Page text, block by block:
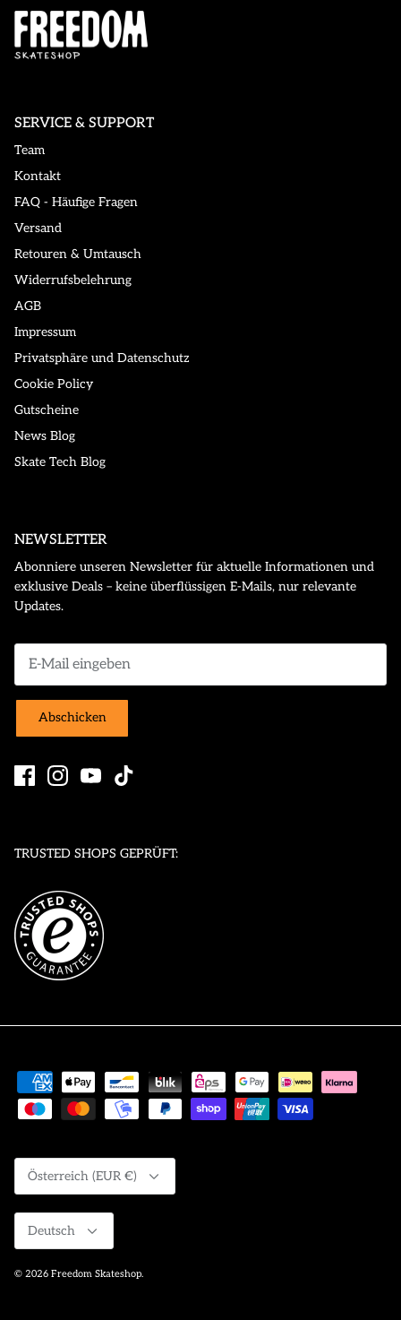
SERVICE & SUPPORT
Team
Kontakt
FAQ - Häufige Fragen
Versand
Retouren & Umtausch
Widerrufsbelehrung
AGB
Impressum
Privatsphäre und Datenschutz
Cookie Policy
Gutscheine
News Blog
Skate Tech Blog
NEWSLETTER
Abonniere unseren Newsletter für aktuelle Informationen und
exklusive Deals – keine überflüssigen E-Mails, nur relevante
Updates.
Abschicken
TRUSTED SHOPS GEPRÜFT:
Österreich (EUR €)
Deutsch
© 2026 Freedom Skateshop.